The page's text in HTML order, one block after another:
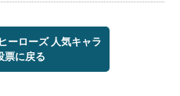
ーローズ 人気キャラ
票に戻る